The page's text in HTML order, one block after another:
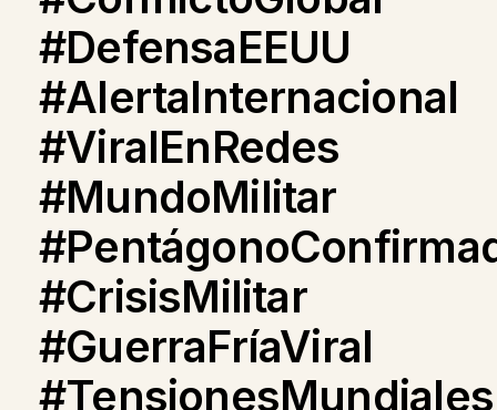
#DefensaEEUU
#AlertaInternacional
#ViralEnRedes
#MundoMilitar
#CrisisMilitar
#GuerraFríaViral
#TensionesMundiales